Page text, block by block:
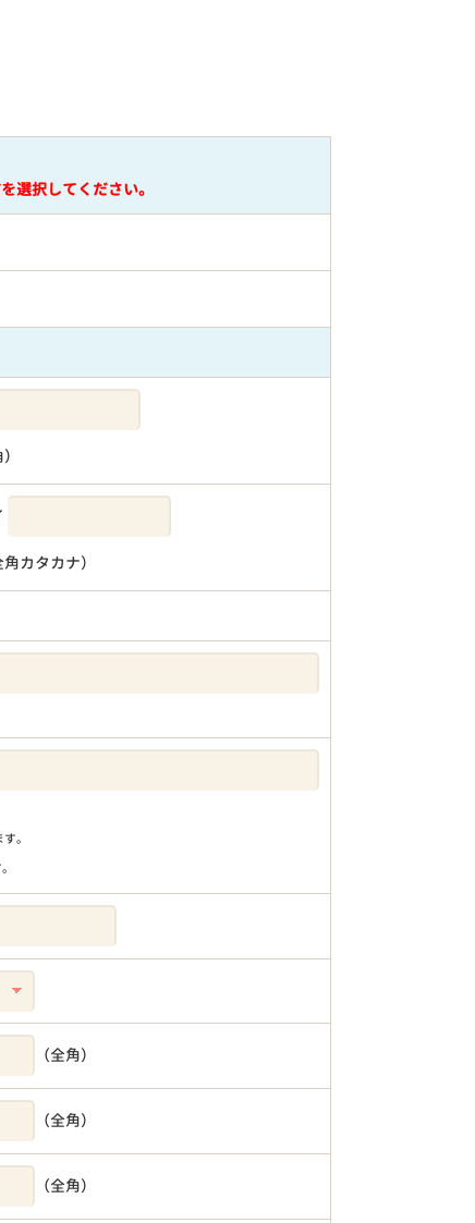
選択してください。
角カタカナ）
。
（全角）
（全角）
（全角）